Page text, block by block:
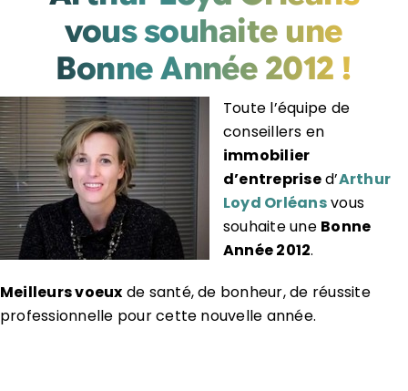
vous souhaite une
Bonne Année 2012 !
Toute l’équipe de
conseillers en
immobilier
d’entreprised’Arthur
Loyd Orléansvous
souhaite une Bonne
Année 2012.
Meilleurs voeux de santé, de bonheur, de réussite
professionnelle pour cette nouvelle année.